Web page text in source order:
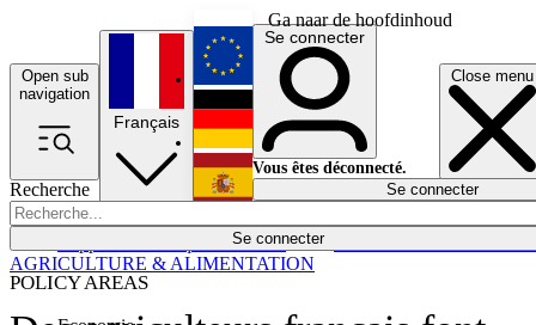
Ga naar de hoofdinhoud
Open sub
navigation
Close menu
Recherche
Se connecter
POLICY AREAS
Économie
Français
English
Deutsch
Español
Se connecter
Vous êtes déconnecté.
Se connecter
AGRICULTURE & ALIMENTATION